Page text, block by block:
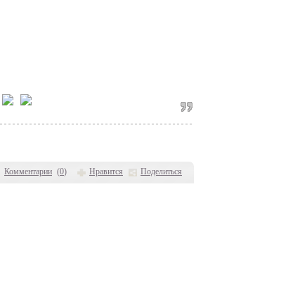
Комментарии (0) Нравится Поделиться